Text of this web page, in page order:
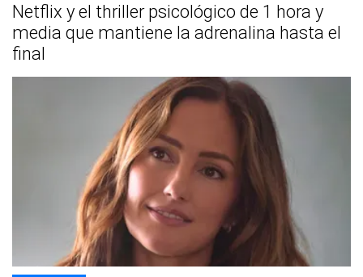
Netflix y el thriller psicológico de 1 hora y
media que mantiene la adrenalina hasta el
final